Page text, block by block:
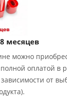
месяцев
можно
оплатой в
от